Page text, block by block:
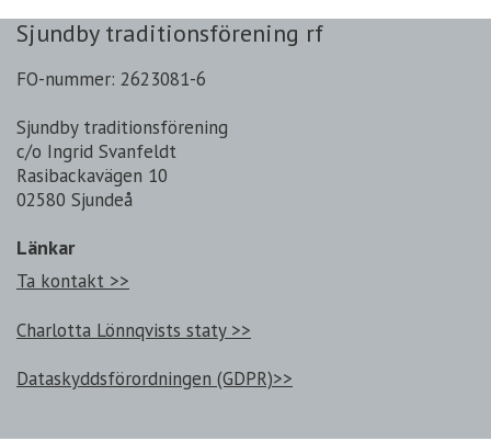
Sjundby traditionsförening rf
FO-nummer: 2623081-6
Sjundby traditionsförening
c/o Ingrid Svanfeldt
Rasibackavägen 10
02580 Sjundeå
Länkar
Ta kontakt >>
Charlotta Lönnqvists staty >>
Dataskyddsförordningen (GDPR)>>